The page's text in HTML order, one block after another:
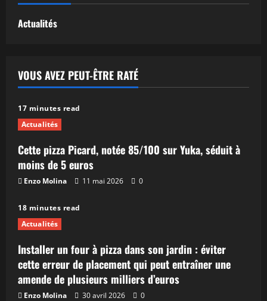
Actualités
VOUS AVEZ PEUT-ÊTRE RATÉ
17 minutes read
Actualités
Cette pizza Picard, notée 85/100 sur Yuka, séduit à
moins de 5 euros
Enzo Molina 11 mai 2026 0
18 minutes read
Actualités
Installer un four à pizza dans son jardin : éviter
cette erreur de placement qui peut entraîner une
amende de plusieurs milliers d’euros
Enzo Molina 30 avril 2026 0